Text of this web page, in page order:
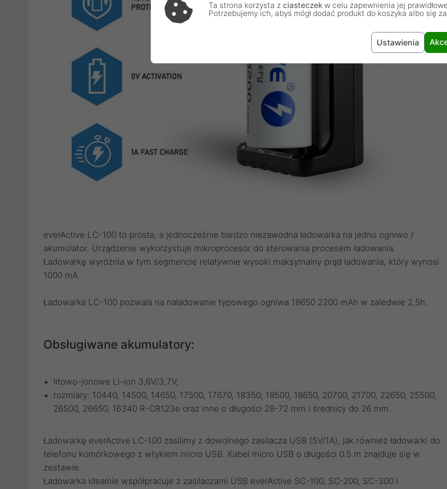
everActive LC-100 to prosta, a jednocześnie bardzo niezawodna ładowarka na jedno ogniwo /
akumulator. Urządzenie wykorzystuje mikroprocesor do sterowania procesem ładowania.
Ładowarkę wyróżnia w tym segmencie relatywnie wysoki maksymalny prąd ładowania, który wynosi
1000 mA.
Ładowarka LC-100 pozwala na naładowanie typowego ogniwa 18650 2200 mAh w zaledwie 2,5h.
Obsługiwane akumulatory:
litowo-jonowe Li-ion 3,6V/3,7V,
rozmiary: 10440, 14500, 14650, 17500, 17670, 18350, 18500, 18650, 20700, 21700, 22650, 25500,
26500, 26650, 16340 R-CR123e oraz inne o długości 28-72 mm i średnicy do 26 mm.
Ładowarkę everActive LC-100 zasilimy z dowolnego zasilacza USB (5V/1A), jak również ładowarki do
telefonu komórkowego z wtykiem micro USB. Kabel micro USB o długości 0.5 m znajduje się w
zestawie.
Ładowarka idealnie współpracuje z zasilaczami USB everActive SC-100, SC-200, SC-300 i
Ta strona korzysta z ciasteczek w celu zapewnienia jej
Potrzebujemy ich, abyś mógł dodać produkt do koszyka albo się
Ustawienia